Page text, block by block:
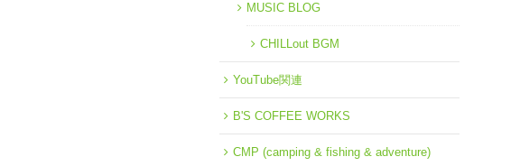
MUSIC BLOG
CHILLout BGM
YouTube関連
B'S COFFEE WORKS
CMP (camping & fishing & adventure)